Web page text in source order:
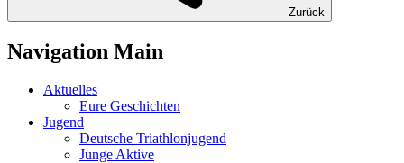
Zurück
Navigation Main
Aktuelles
Eure Geschichten
Jugend
Deutsche Triathlonjugend
Junge Aktive